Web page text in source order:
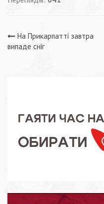
Навігація
На Прикарпатті завтра
випаде сніг